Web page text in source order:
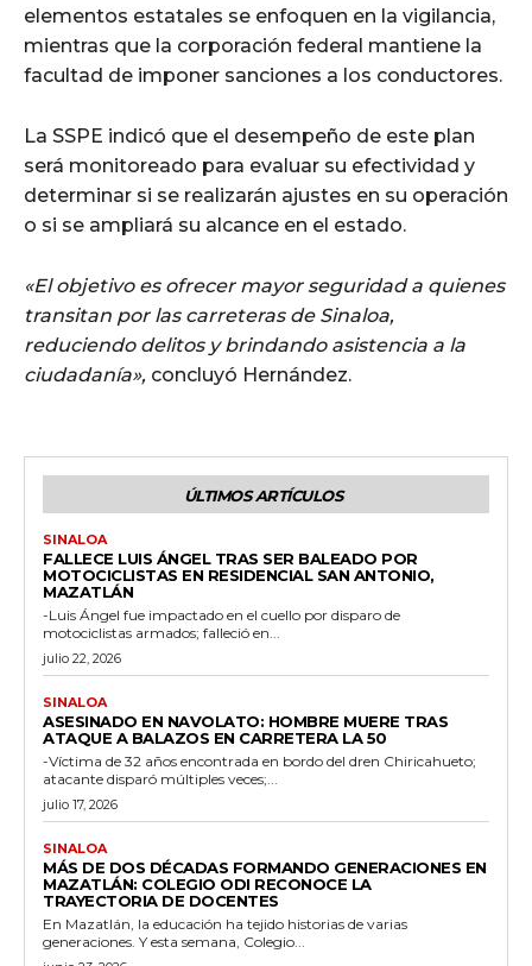
elementos estatales se enfoquen en la vigilancia,
mientras que la corporación federal mantiene la
facultad de imponer sanciones a los conductores.
La SSPE indicó que el desempeño de este plan
será monitoreado para evaluar su efectividad y
determinar si se realizarán ajustes en su operación
o si se ampliará su alcance en el estado.
«El objetivo es ofrecer mayor seguridad a quienes
transitan por las carreteras de Sinaloa,
reduciendo delitos y brindando asistencia a la
ciudadanía», concluyó Hernández.
ÚLTIMOS ARTÍCULOS
SINALOA
FALLECE LUIS ÁNGEL TRAS SER BALEADO POR
MOTOCICLISTAS EN RESIDENCIAL SAN ANTONIO,
MAZATLÁN
-Luis Ángel fue impactado en el cuello por disparo de
motociclistas armados; falleció en...
julio 22, 2026
SINALOA
ASESINADO EN NAVOLATO: HOMBRE MUERE TRAS
ATAQUE A BALAZOS EN CARRETERA LA 50
-Víctima de 32 años encontrada en bordo del dren Chiricahueto;
atacante disparó múltiples veces;...
julio 17, 2026
SINALOA
MÁS DE DOS DÉCADAS FORMANDO GENERACIONES EN
MAZATLÁN: COLEGIO ODI RECONOCE LA
TRAYECTORIA DE DOCENTES
En Mazatlán, la educación ha tejido historias de varias
generaciones. Y esta semana, Colegio...